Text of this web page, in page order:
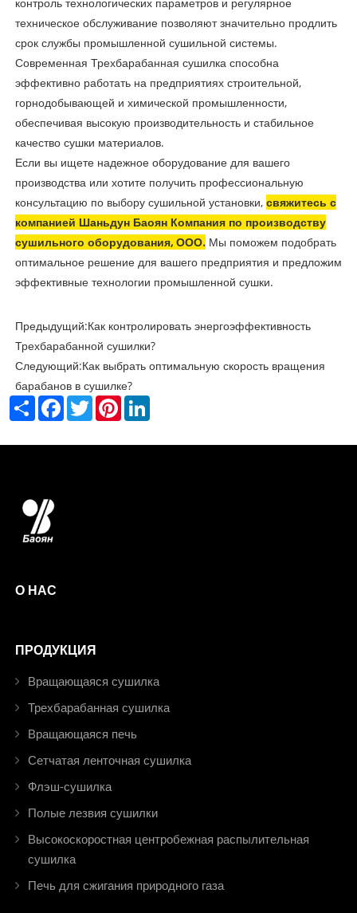
техническое обслуживание позволяют значительно продлить
срок службы промышленной сушильной системы.
Современная Трехбарабанная сушилка способна
эффективно работать на предприятиях строительной,
горнодобывающей и химической промышленности,
обеспечивая высокую производительность и стабильное
качество сушки материалов.
Если вы ищете надежное оборудование для вашего
производства или хотите получить профессиональную
консультацию по выбору сушильной установки, свяжитесь с
компанией Шаньдун Баоян Компания по производству
сушильного оборудования, ООО.Мы поможем подобрать
оптимальное решение для вашего предприятия и предложим
эффективные технологии промышленной сушки.
Предыдущий:Как контролировать энергоэффективность
Трехбарабанной сушилки?
Следующий:Как выбрать оптимальную скорость вращения
барабанов в сушилке?
Share FacebookTwitterPinterest
О НАС
ПРОДУКЦИЯ
Вращающаяся сушилка
Трехбарабанная сушилка
Вращающаяся печь
Сетчатая ленточная сушилка
Флэш-сушилка
Полые лезвия сушилки
Высокоскоростная центробежная распылительная
сушилка
Печь для сжигания природного газа